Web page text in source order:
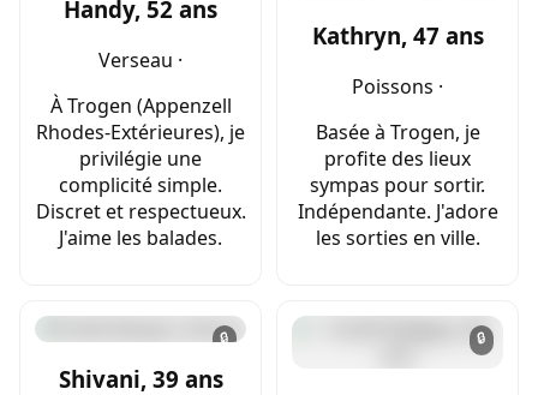
Handy, 52 ans
Verseau ·
À Trogen (Appenzell
Rhodes-Extérieures), je
privilégie une
complicité simple.
Discret et respectueux.
J'aime les balades.
Kathryn, 47 ans
Poissons ·
Basée à Trogen, je
profite des lieux
sympas pour sortir.
Indépendante. J'adore
les sorties en ville.
🔒
Shivani, 39 ans
🔒